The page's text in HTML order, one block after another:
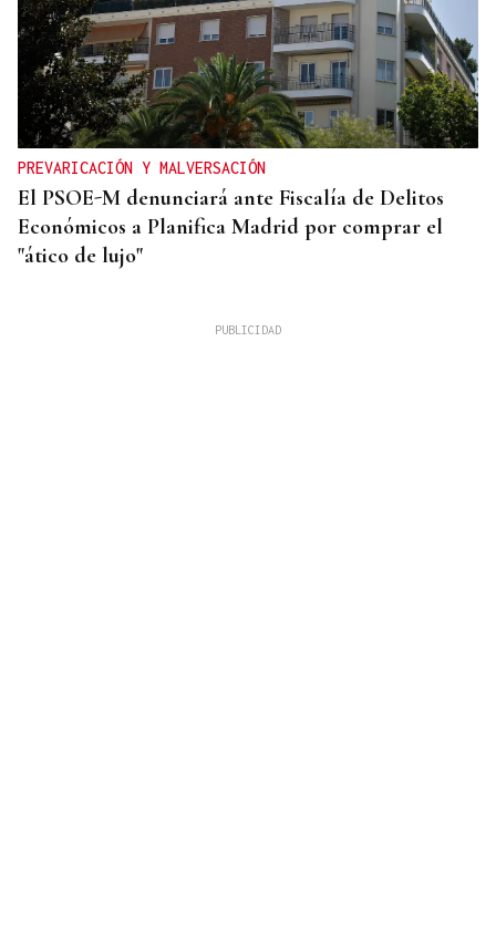
PREVARICACIÓN Y MALVERSACIÓN
El PSOE-M denunciará ante Fiscalía de Delitos
Económicos a Planifica Madrid por comprar el
"ático de lujo"